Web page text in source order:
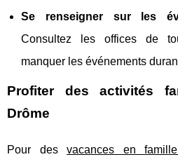
Se renseigner sur les
Consultez les offices de
manquer les événements
Profiter des activités
Drôme
Pour desvacances en